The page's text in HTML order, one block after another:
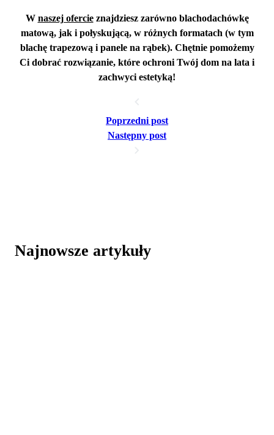
W naszej ofercieznajdziesz zarówno blachodachówkę
matową, jak ipołyskującą, w różnych formatach (w tym
blachę trapezową i panele na rąbek). Chętnie pomożemy
Ci dobrać rozwiązanie, które ochroni Twój dom na lata i
zachwyci estetyką!
Poprzedni post
Następny post
Najnowsze artykuły